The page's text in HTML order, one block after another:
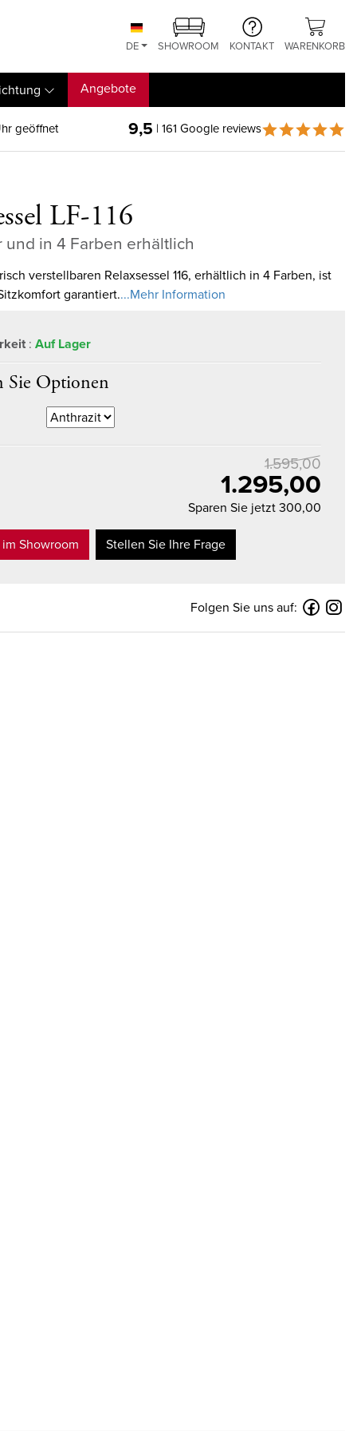
DE SHOWROOM KONTAKT WARENKORB
Angebote
geöffnet 9,5 | 161 Google reviews
LF-116
und in 4 Farben erhältlich
verstellbaren Relaxsessel 116, erhältlich in 4 Farben, ist
garantiert....Mehr Information
: Auf Lager
Sie Optionen
1.595,00
1.295,00
Sparen Sie jetzt 300,00
Showroom
Stellen Sie Ihre Frage
Folgen Sie uns auf: